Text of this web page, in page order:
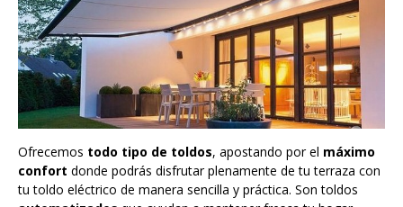
Ofrecemos todo tipo de toldos, apostando por el máximo
confort donde podrás disfrutar plenamente de tu terraza con
tu toldo eléctrico de manera sencilla y práctica. Son toldos